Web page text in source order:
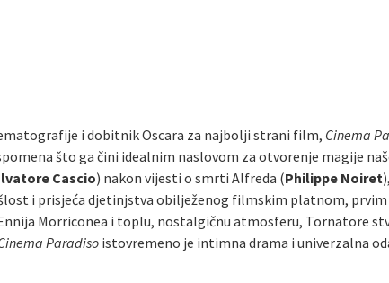
i dobitnik Oscara za najbolji strani film, Cinema
što ga čini idealnim naslovom za otvorenje magije
Cascio) nakon vijesti o smrti Alfreda (Philippe Noiret
i prisjeća djetinjstva obilježenog filmskim platnom,
Morriconea i toplu, nostalgičnu atmosferu, Tornatore
Paradisoistovremeno je intimna drama i univerzalna